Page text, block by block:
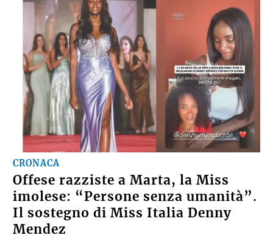
CRONACA
Offese razziste a Marta, la Miss
imolese: “Persone senza umanità”.
Il sostegno di Miss Italia Denny
Mendez